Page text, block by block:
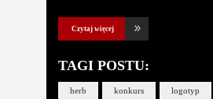
Czytaj więcej
TAGI POSTU:
herb konkurs logotyp